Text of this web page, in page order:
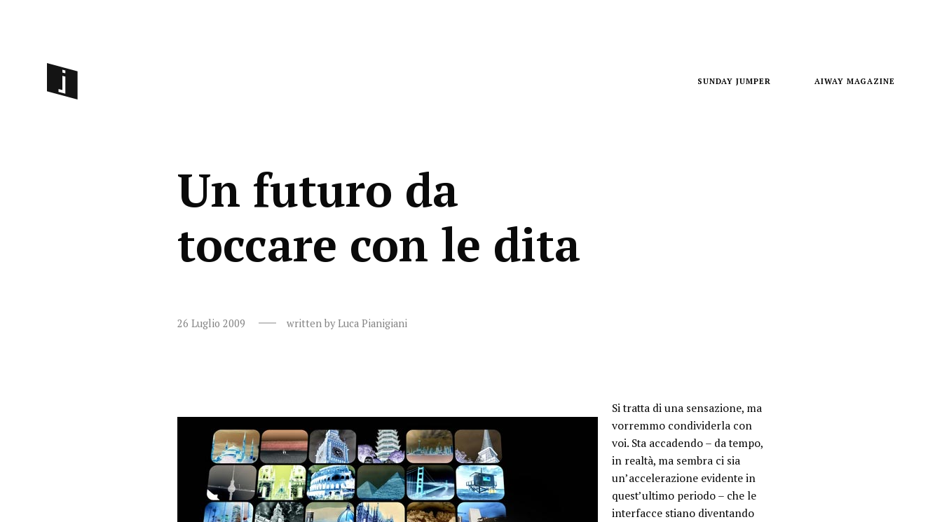
SUNDAY JUMPER AIWAY MAGAZINE
Un futuro da
toccare con le dita
26 Luglio 2009 written byLuca Pianigiani
Si tratta di una sensazione, ma
vorremmo condividerla con
voi. Sta accadendo – da tempo,
in realtà, ma sembra ci sia
un’accelerazione evidente in
quest’ultimo periodo – che le
interfacce stiano diventando